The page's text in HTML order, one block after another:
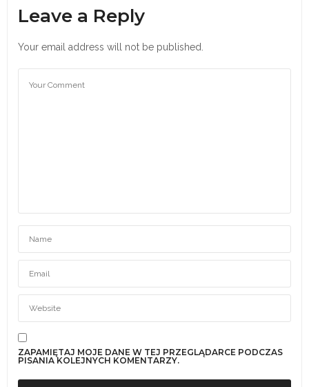
Leave a Reply
Your email address will not be published.
ZAPAMIĘTAJ MOJE DANE W TEJ PRZEGLĄDARCE PODCZAS
PISANIA KOLEJNYCH KOMENTARZY.